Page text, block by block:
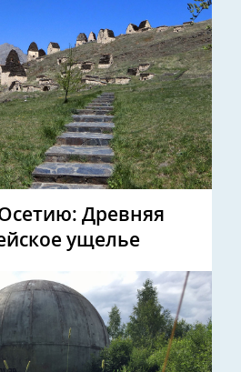
Древняя
ущелье